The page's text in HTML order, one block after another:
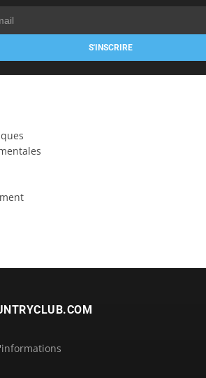
S'INSCRIRE